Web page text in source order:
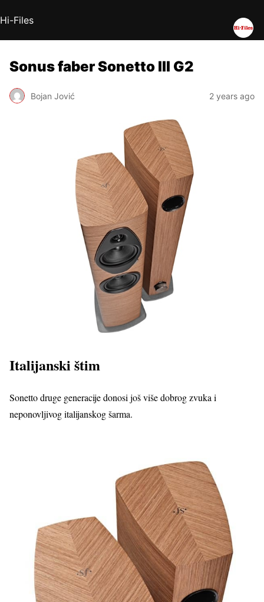
Hi-Files
Sonus faber Sonetto III G2
Bojan Jović 2 years ago
Italijanski štim
Sonetto druge generacije donosi još više dobrog zvuka i
neponovljivog italijanskog šarma.